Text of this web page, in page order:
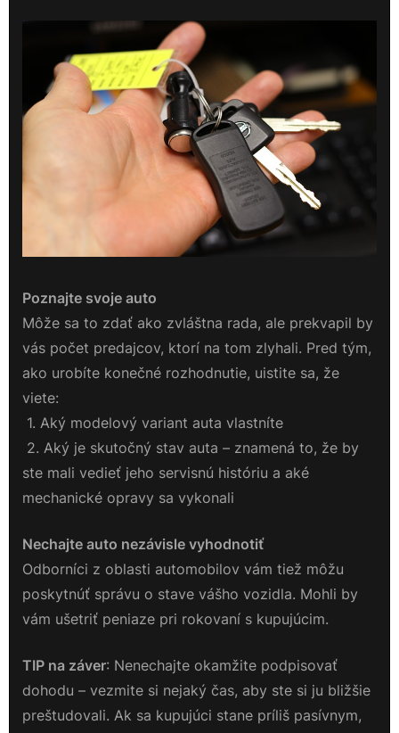
Poznajte svoje auto
Môže sa to zdať ako zvláštna rada, ale prekvapil by
vás počet predajcov, ktorí na tom zlyhali. Pred tým,
ako urobíte konečné rozhodnutie, uistite sa, že
viete:
1. Aký modelový variant auta vlastníte
2. Aký je skutočný stav auta – znamená to, že by
ste mali vedieť jeho servisnú históriu a aké
mechanické opravy sa vykonali
Nechajte auto nezávisle vyhodnotiť
Odborníci z oblasti automobilov vám tiež môžu
poskytnúť správu o stave vášho vozidla. Mohli by
vám ušetriť peniaze pri rokovaní s kupujúcim.
TIP na záver: Nenechajte okamžite podpisovať
dohodu – vezmite si nejaký čas, aby ste si ju bližšie
preštudovali. Ak sa kupujúci stane príliš pasívnym,